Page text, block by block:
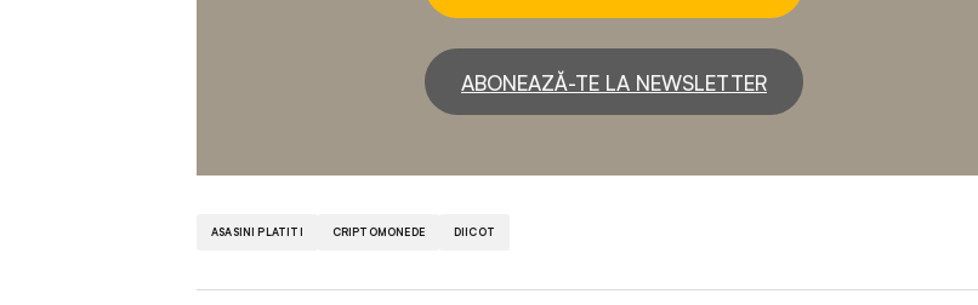
ABONEAZĂ-TE LA NEWSLETTER
ASASINI PLATITI CRIPTOMONEDE DIICOT